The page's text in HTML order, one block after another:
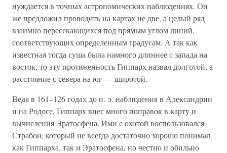
нуждается в точных астрономических наблюдениях. Он
же предложил проводить на картах не две, а целый ряд
взаимно пересекающихся под прямым углом линий,
соответствующих определенным градусам. А так как
известная тогда суша была намного длиннее с запада на
восток, то эту протяженность Гиппарх назвал долготой, а
расстояние с севера на юг — широтой.
Ведя в 161–126 годах до н. э. наблюдения в Александрии
и на Родосе, Гиппарх внес много поправок в карту и
вычисления Эратосфена. Ими с охотой воспользовался
Страбон, который не всегда достаточно хорошо понимал
как Гиппарха, так и Эратосфена, но честно и обильно